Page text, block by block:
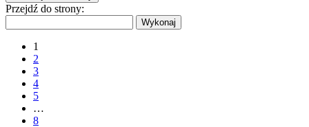
Przejdź do strony:
1
2
3
4
5
…
8